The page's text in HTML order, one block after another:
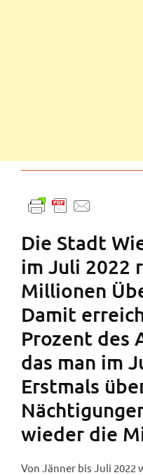
Die Stadt
im Juli 2022
Millionen
Damit
Prozent des
das man im
Erstmals
wieder die
Von Jänner bis Juli 2022